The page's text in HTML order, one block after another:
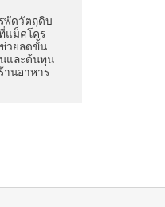
พัดวัตถุดิบ
แม็คโคร
วยลดขั้น
และต้นทุน
านอาหาร